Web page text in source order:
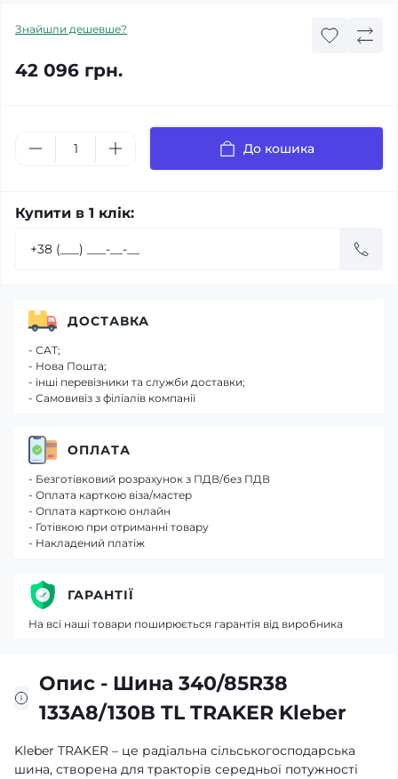
Знайшли дешевше?
42 096 грн.
До кошика
Купити в 1 клік:
Опис - Шина 340/85R38
133A8/130B TL TRAKER Kleber
Kleber TRAKER – це радіальна сільськогосподарська
шина, створена для тракторів середньої потужності
ДОСТАВКА
- САТ;
- Нова Пошта;
- інші перевізники та служби доставки;
- Самовивіз з філіалів компанії
ОПЛАТА
- Безготівковий розрахунок з ПДВ/без ПДВ
- Оплата карткою віза/мастер
- Оплата карткою онлайн
- Готівкою при отриманні товару
- Накладений платіж
ГАРАНТІЇ
На всі наші товари поширюється гарантія від виробника